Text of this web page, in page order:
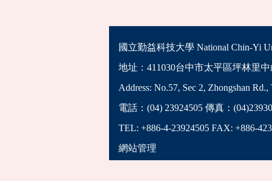
國立勤益科技大學 National Chin-Yi
地址：411030台中市太平區坪林里
Address: No.57, Sec 2, Zhongshan
電話：(04) 23924505 傳真：
TEL: +886-4-23924505 FAX: +886-
網站管理